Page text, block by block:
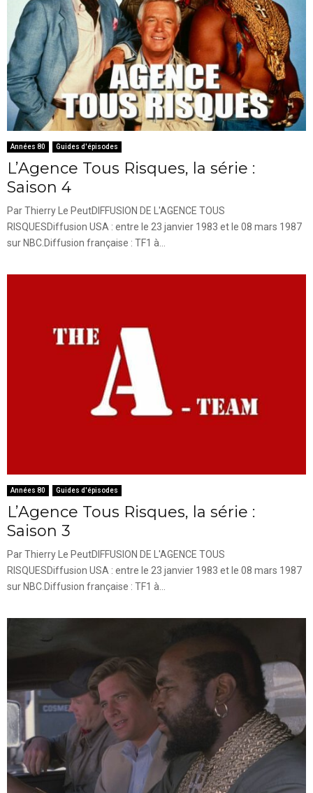
Années 80 Guides d'épisodes
L’Agence Tous Risques, la série :
Saison 4
Par Thierry Le PeutDIFFUSION DE L'AGENCE TOUS
RISQUESDiffusion USA : entre le 23 janvier 1983 et le 08 mars 1987
sur NBC.Diffusion française : TF1 à...
Années 80 Guides d'épisodes
L’Agence Tous Risques, la série :
Saison 3
Par Thierry Le PeutDIFFUSION DE L'AGENCE TOUS
RISQUESDiffusion USA : entre le 23 janvier 1983 et le 08 mars 1987
sur NBC.Diffusion française : TF1 à...